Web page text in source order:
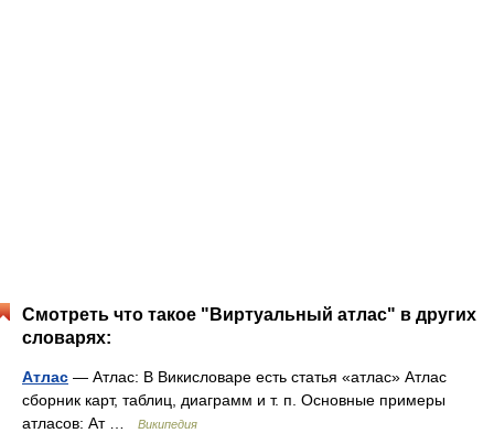
Смотреть что такое "Виртуальный атлас" в других
словарях:
Атлас — Атлас: В Викисловаре есть статья «атлас» Атлас
сборник карт, таблиц, диаграмм и т. п. Основные примеры
атласов: Ат …
Википедия